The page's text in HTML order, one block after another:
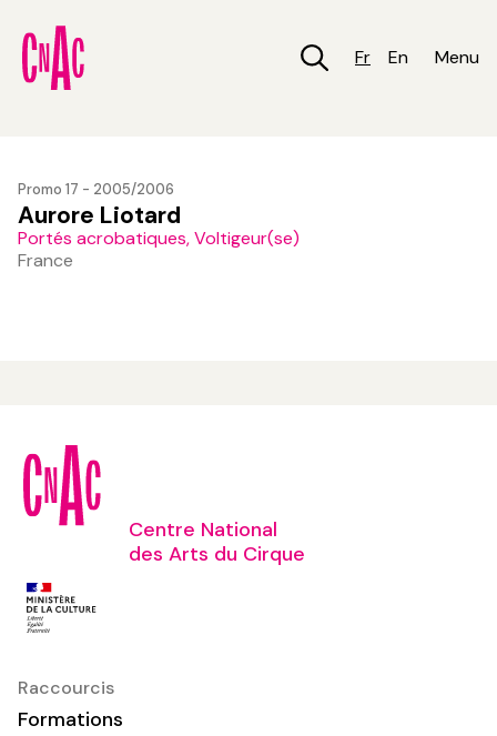
contenu
principal
Fr En Menu
Promo 17 - 2005/2006
Aurore Liotard
Portés acrobatiques, Voltigeur(se)
France
Centre National
des Arts du Cirque
Raccourcis
Formations